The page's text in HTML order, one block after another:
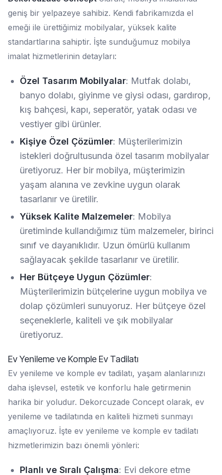
geniş bir yelpazeye sahibiz. Kendi fabrikamızda el
emeği ile ürettiğimiz mobilyalar, yüksek kalite
standartlarına sahiptir. İşte sunduğumuz mobilya
imalat hizmetlerinin detayları:
Özel Tasarım Mobilyalar: Mutfak dolabı,
banyo dolabı, giyinme ve giysi odası, gardırop,
kış bahçesi, kapı, seperatör, yatak odası ve
vestiyer gibi ürünler.
Kişiye Özel Çözümler: Müşterilerimizin
istekleri doğrultusunda özel tasarım mobilyalar
üretiyoruz. Her bir mobilya, müşterimizin
yaşam alanına ve zevkine uygun olarak
tasarlanır ve üretilir.
Yüksek Kalite Malzemeler: Mobilya
üretiminde kullandığımız tüm malzemeler, birinci
sınıf ve dayanıklıdır. Uzun ömürlü kullanım
sağlayacak şekilde tasarlanır ve üretilir.
Her Bütçeye Uygun Çözümler:
Müşterilerimizin bütçelerine uygun mobilya ve
dolap çözümleri sunuyoruz. Her bütçeye özel
seçeneklerle, kaliteli ve şık mobilyalar
üretiyoruz.
Ev Yenileme ve Komple Ev Tadilatı
Ev yenileme ve komple ev tadilatı, yaşam alanlarınızı
daha işlevsel, estetik ve konforlu hale getirmenin
harika bir yoludur. Dekorcuzade Concept olarak, ev
yenileme ve tadilatında en kaliteli hizmeti sunmayı
amaçlıyoruz. İşte ev yenileme ve komple ev tadilatı
hizmetlerimizin bazı önemli yönleri:
Planlı ve Sıralı Çalışma: Evi dekore etme